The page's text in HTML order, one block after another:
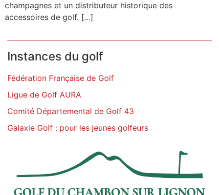
champagnes et un distributeur historique des
accessoires de golf. […]
Instances du golf
Fédération Française de Golf
Ligue de Golf AURA
Comité Départemental de Golf 43
Galaxie Golf : pour les jeunes golfeurs